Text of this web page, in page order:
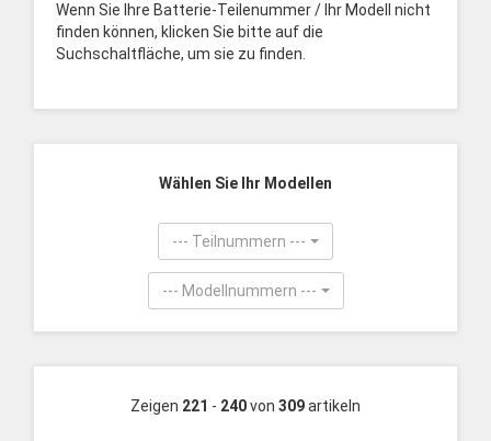
Wenn Sie Ihre Batterie-Teilenummer / Ihr Modell nicht
finden können, klicken Sie bitte auf die
Suchschaltfläche, um sie zu finden.
Wählen Sie Ihr Modellen
--- Teilnummern ---
--- Modellnummern ---
Zeigen 221 - 240von 309artikeln